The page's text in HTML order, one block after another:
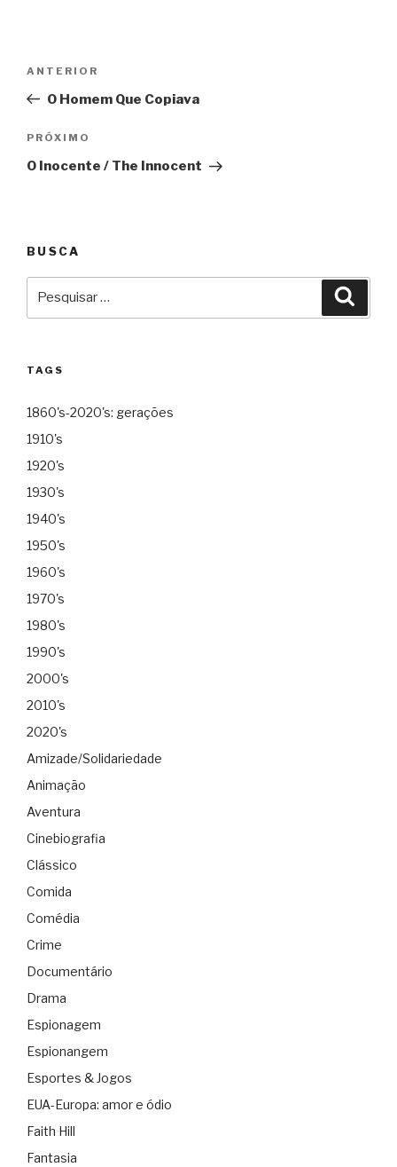
Post
Anterior
ANTERIOR
O Homem Que Copiava
Próximo
PRÓXIMO
O Inocente / The Innocent
BUSCA
TAGS
1860's-2020's: gerações
1910's
1920's
1930's
1940's
1950's
1960's
1970's
1980's
1990's
2000's
2010's
2020's
Amizade/Solidariedade
Animação
Aventura
Cinebiografia
Clássico
Comida
Comédia
Crime
Documentário
Drama
Espionagem
Espionangem
Esportes & Jogos
EUA-Europa: amor e ódio
Faith Hill
Fantasia